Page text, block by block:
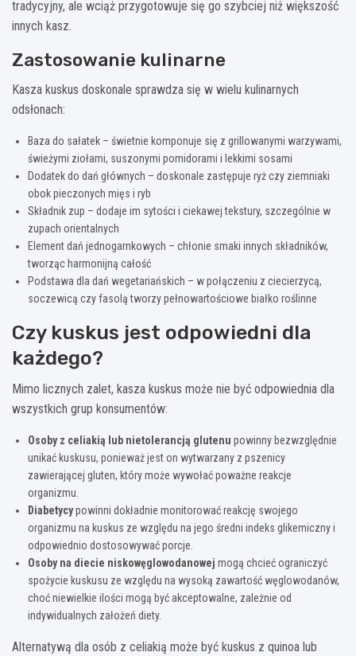
tradycyjny, ale wciąż przygotowuje się go szybciej niż większość
innych kasz.
Zastosowanie kulinarne
Kasza kuskus doskonale sprawdza się w wielu kulinarnych
odsłonach:
Baza do sałatek – świetnie komponuje się z grillowanymi warzywami,
świeżymi ziołami, suszonymi pomidorami i lekkimi sosami
Dodatek do dań głównych – doskonale zastępuje ryż czy ziemniaki
obok pieczonych mięs i ryb
Składnik zup – dodaje im sytości i ciekawej tekstury, szczególnie w
zupach orientalnych
Element dań jednogarnkowych – chłonie smaki innych składników,
tworząc harmonijną całość
Podstawa dla dań wegetariańskich – w połączeniu z ciecierzycą,
soczewicą czy fasolą tworzy pełnowartościowe białko roślinne
Czy kuskus jest odpowiedni dla
każdego?
Mimo licznych zalet, kasza kuskus może nie być odpowiednia dla
wszystkich grup konsumentów:
Osoby z celiakią lub nietolerancją glutenu powinny bezwzględnie
unikać kuskusu, ponieważ jest on wytwarzany z pszenicy
zawierającej gluten, który może wywołać poważne reakcje
organizmu.
Diabetycypowinni dokładnie monitorować reakcję swojego
organizmu na kuskus ze względu na jego średni indeks glikemiczny i
odpowiednio dostosowywać porcje.
Osoby na diecie niskowęglowodanowej mogą chcieć ograniczyć
spożycie kuskusu ze względu na wysoką zawartość węglowodanów,
choć niewielkie ilości mogą być akceptowalne, zależnie od
indywidualnych założeń diety.
Alternatywą dla osób z celiakią może być kuskus z quinoa lub